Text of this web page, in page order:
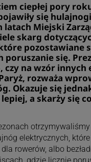
ciepłej pory
się
latach Miejski
skarg
pozostawiane
poruszanie się.
czy na wzór innych
rozważa
Okazuje się
a skarży się
elektrycznych,
rowerów, albo